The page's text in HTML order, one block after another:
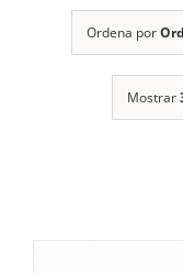
Ordena por
Mostrar